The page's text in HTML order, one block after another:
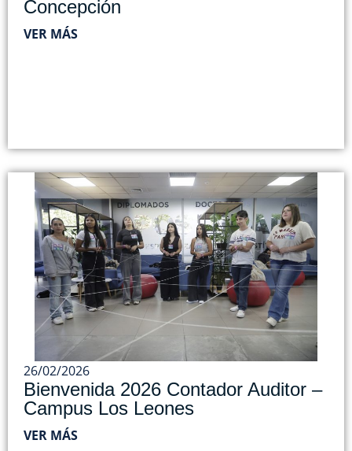
Concepción
VER MÁS
26/02/2026
Bienvenida 2026 Contador Auditor –
Campus Los Leones
VER MÁS